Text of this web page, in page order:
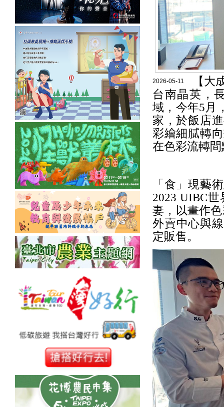
2026-05-11
【大
台南晶英，
域，今年5月
家，於飯店
彩繪細膩轉
在色彩流轉
「食」現藝
2023 UIBC
妻，以畫作
外賣中心與
定販售。